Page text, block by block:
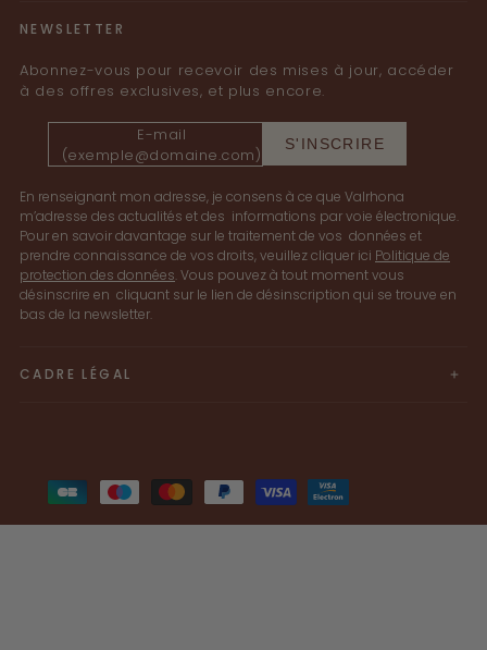
NEWSLETTER
Abonnez-vous pour recevoir des mises à jour, accéder
à des offres exclusives, et plus encore.
E-mail
(exemple@domaine.com)
S'INSCRIRE
En renseignant mon adresse, je consens à ce que Valrhona
m’adresse des actualités et des informations par voie électronique.
Pour en savoir davantage sur le traitement de vos données et
prendre connaissance de vos droits, veuillez cliquer ici Politique de
protection des données. Vous pouvez à tout moment vous
désinscrire en cliquant sur le lien de désinscription qui se trouve en
bas de la newsletter.
CADRE LÉGAL
Moyens
de
paiement